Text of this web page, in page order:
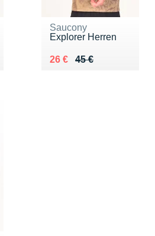
Saucony
Explorer Herren
45 €
Au lieu de 45 €
26 €
Vendu 26 €